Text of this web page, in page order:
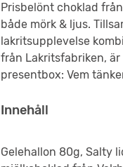
Prisbelönt choklad
både mörk & ljus.
lakritsupplevelse
från Lakritsfabriken,
presentbox: Vem
Innehåll
Gelehallon 80g, Salty